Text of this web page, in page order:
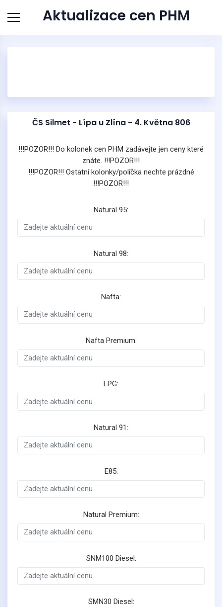
Aktualizace cen PHM
ČS Silmet - Lípa u Zlína - 4. Května 806
!!!POZOR!!! Do kolonek cen PHM zadávejte jen ceny které
znáte. !!!POZOR!!!
!!!POZOR!!! Ostatní kolonky/políčka nechte prázdné
!!!POZOR!!!
Natural 95:
Natural 98:
Nafta:
Nafta Premium:
LPG:
Natural 91:
E85:
Natural Premium:
SNM100 Diesel:
SMN30 Diesel: